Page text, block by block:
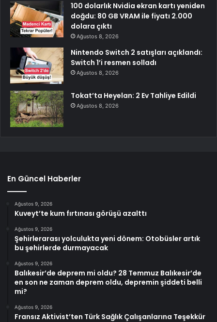
100 dolarlık Nvidia ekran kartı yeniden
doğdu: 80 GB VRAM ile fiyatı 2.000
dolara çıktı
Ağustos 8, 2026
Nintendo Switch 2 satışları açıklandı:
Switch 1’i resmen solladı
Ağustos 8, 2026
Tokat’ta Heyelan: 2 Ev Tahliye Edildi
Ağustos 8, 2026
En Güncel Haberler
Ağustos 9, 2026
Kuveyt’te kum fırtınası görüşü azalttı
Ağustos 9, 2026
Şehirlerarası yolculukta yeni dönem: Otobüsler artık
bu şehirlerde durmayacak
Ağustos 9, 2026
Balıkesir’de deprem mi oldu? 28 Temmuz Balıkesir’de
en son ne zaman deprem oldu, depremin şiddeti belli
mi?
Ağustos 9, 2026
Fransız Aktivist’ten Türk Sağlık Çalışanlarına Teşekkür